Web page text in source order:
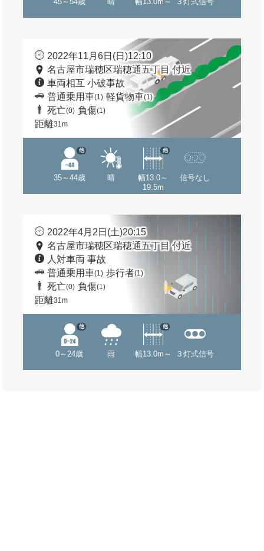
2022年11月6日(日)12:10
名古屋市瑞穂区瑞穂通五丁目 付近
車両相互 小破事故
普通乗用車(1) 軽貨物車(1)
死亡(0) 負傷(1)
距離31m
35～44歳
他
晴
幅13.0～
19.5m
他
信号なし
2022年4月2日(土)20:15
名古屋市瑞穂区瑞穂通五丁目 付近
人対車両 事故
普通乗用車(1) 歩行者(1)
死亡(0) 負傷(1)
距離31m
0～24歳
他
雨 幅13.0m～
他
３灯式信号